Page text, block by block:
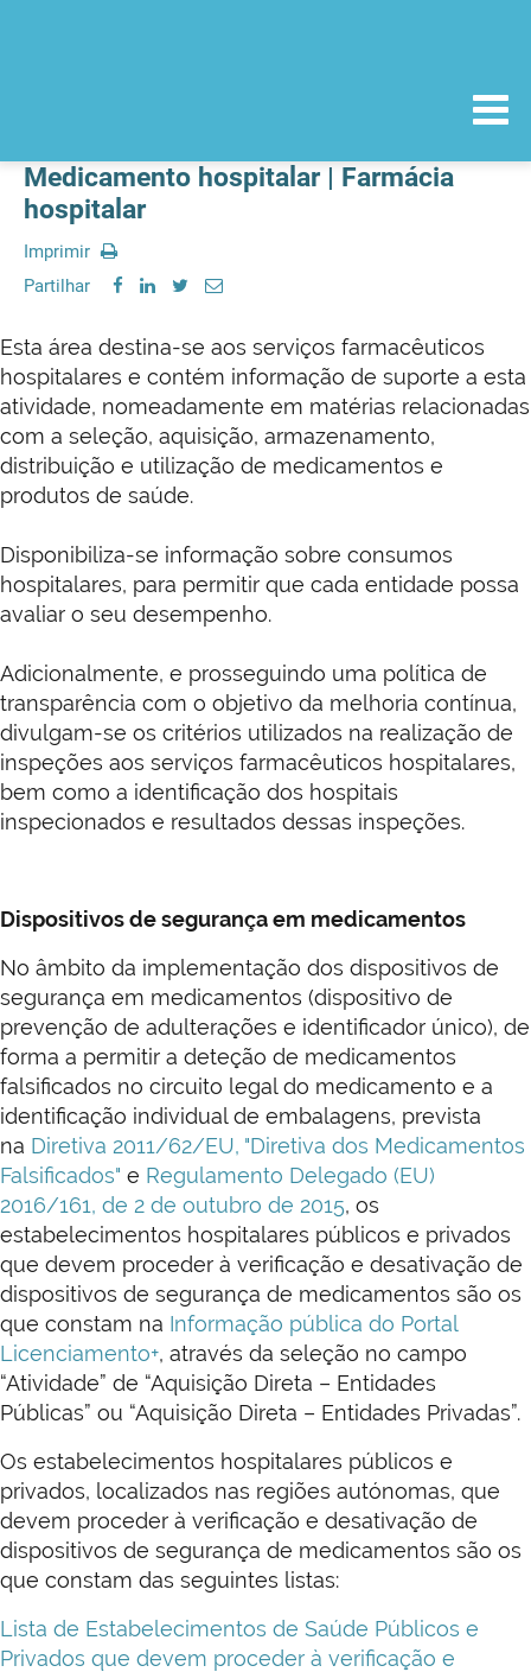
Medicamento hospitalar | Farmácia
hospitalar
Imprimir
Partilhar
Esta área destina-se aos serviços farmacêuticos
hospitalares e contém informação de suporte a esta
atividade, nomeadamente em matérias relacionadas
com a seleção, aquisição, armazenamento,
distribuição e utilização de medicamentos e
produtos de saúde.
Disponibiliza-se informação sobre consumos
hospitalares, para permitir que cada entidade possa
avaliar o seu desempenho.
Adicionalmente, e prosseguindo uma política de
transparência com o objetivo da melhoria contínua,
divulgam-se os critérios utilizados na realização de
inspeções aos serviços farmacêuticos hospitalares,
bem como a identificação dos hospitais
inspecionados e resultados dessas inspeções.
Dispositivos de segurança em medicamentos
No âmbito da implementação dos dispositivos de
segurança em medicamentos (dispositivo de
prevenção de adulterações e identificador único), de
forma a permitir a deteção de medicamentos
falsificados no circuito legal do medicamento e a
identificação individual de embalagens, prevista
na Diretiva 2011/62/EU, "Diretiva dos Medicamentos
Falsificados" e Regulamento Delegado (EU)
2016/161, de 2 de outubro de 2015, os
estabelecimentos hospitalares públicos e privados
que devem proceder à verificação e desativação de
dispositivos de segurança de medicamentos são os
que constam na Informação pública do Portal
Licenciamento+, através da seleção no campo
“Atividade” de “Aquisição Direta – Entidades
Públicas” ou “Aquisição Direta – Entidades Privadas”.
Os estabelecimentos hospitalares públicos e
privados, localizados nas regiões autónomas, que
devem proceder à verificação e desativação de
dispositivos de segurança de medicamentos são os
que constam das seguintes listas:
Lista de Estabelecimentos de Saúde Públicos e
Privados que devem proceder à verificação e